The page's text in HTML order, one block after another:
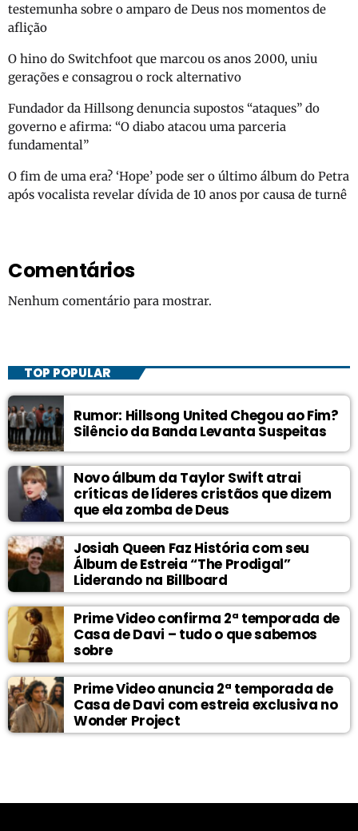
testemunha sobre o amparo de Deus nos momentos de
aflição
O hino do Switchfoot que marcou os anos 2000, uniu
gerações e consagrou o rock alternativo
Fundador da Hillsong denuncia supostos “ataques” do
governo e afirma: “O diabo atacou uma parceria
fundamental”
O fim de uma era? ‘Hope’ pode ser o último álbum do Petra
após vocalista revelar dívida de 10 anos por causa de turnê
Comentários
Nenhum comentário para mostrar.
TOP POPULAR
Rumor: Hillsong United Chegou ao Fim?
Silêncio da Banda Levanta Suspeitas
Novo álbum da Taylor Swift atrai
críticas de líderes cristãos que dizem
que ela zomba de Deus
Josiah Queen Faz História com seu
Álbum de Estreia “The Prodigal”
Liderando na Billboard
Prime Video confirma 2ª temporada de
Casa de Davi – tudo o que sabemos
sobre
Prime Video anuncia 2ª temporada de
Casa de Davi com estreia exclusiva no
Wonder Project